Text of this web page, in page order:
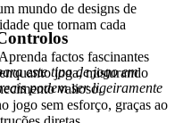
mundo de designs de
que tornam cada
factos fascinantes
joga, misturando
valioso.
jogo sem esforço, graças ao
este tipo de jogo em
podem ser ligeiramente